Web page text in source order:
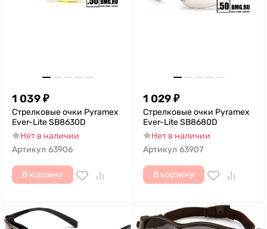
1 039₽
Стрелковые очки Pyramex
Ever-Lite SB8630D
Нет в наличии
Артикул 63906
В корзину
1 029₽
Стрелковые очки Pyramex
Ever-Lite SB8680D
Нет в наличии
Артикул 63907
В корзину